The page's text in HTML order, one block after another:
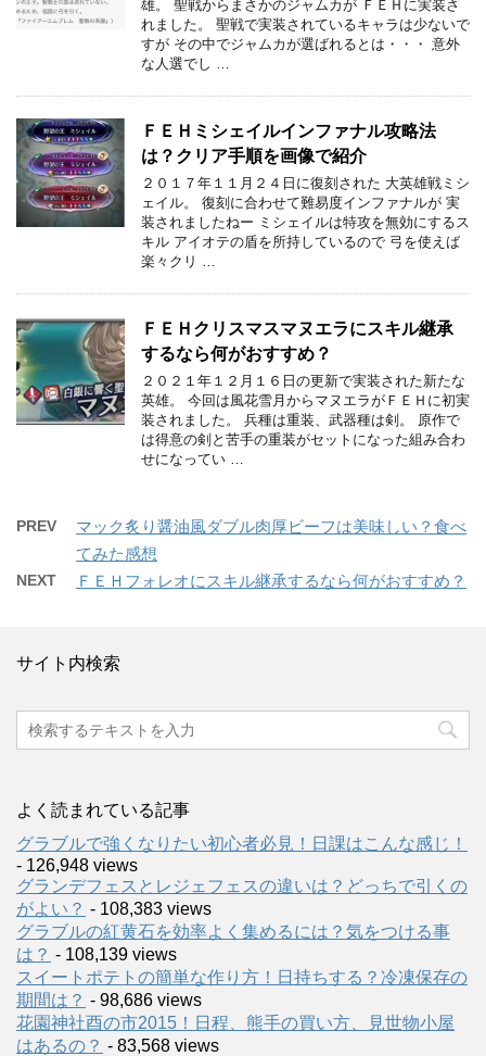
雄。 聖戦からまさかのジャムカが ＦＥＨに実装さ
れました。 聖戦で実装されているキャラは少ないで
すが その中でジャムカが選ばれるとは・・・ 意外
な人選でし …
ＦＥＨミシェイルインファナル攻略法
は？クリア手順を画像で紹介
２０１７年１１月２４日に復刻された 大英雄戦ミシ
ェイル。 復刻に合わせて難易度インファナルが 実
装されましたねー ミシェイルは特攻を無効にするス
キル アイオテの盾を所持しているので 弓を使えば
楽々クリ …
ＦＥＨクリスマスマヌエラにスキル継承
するなら何がおすすめ？
２０２１年１２月１６日の更新で実装された新たな
英雄。 今回は風花雪月からマヌエラがＦＥＨに初実
装されました。 兵種は重装、武器種は剣。 原作で
は得意の剣と苦手の重装がセットになった組み合わ
せになってい …
PREV
マック炙り醤油風ダブル肉厚ビーフは美味しい？食べ
てみた感想
NEXT ＦＥＨフォレオにスキル継承するなら何がおすすめ？
サイト内検索
よく読まれている記事
グラブルで強くなりたい初心者必見！日課はこんな感じ！
- 126,948 views
グランデフェスとレジェフェスの違いは？どっちで引くの
がよい？ - 108,383 views
グラブルの紅黄石を効率よく集めるには？気をつける事
は？ - 108,139 views
スイートポテトの簡単な作り方！日持ちする？冷凍保存の
期間は？ - 98,686 views
花園神社酉の市2015！日程、熊手の買い方、見世物小屋
はあるの？ - 83,568 views